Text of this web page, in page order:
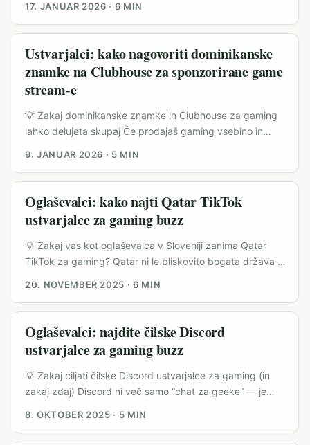
iščejo pristope v tujini. VMPL in trdi primeri iz Indije
kažejo, da se blagovne znamke premikajo od klasičnega
oglaševanja k zaupanju preko ustvarjalcev vsebin (VMPL,
New Delhi). To pomeni, da imajo založniki iger priložnost
ponuditi vrednost v obliki ekskluzivne kreative, gamified
kampanj in merljivih rezultatov. ...
17. JANUAR 2026 · 6 MIN
Ustvarjalci: kako nagovoriti dominikanske
znamke na Clubhouse za sponzorirane game
stream-e
💡 Zakaj dominikanske znamke in Clubhouse za gaming
lahko delujeta skupaj Če prodajaš gaming vsebino in
tudi lokalne digitalne platforme (v DR je na voljo Max kot
priljubljena storitev za video vsebine). Audio-first dogodki
na Clubhouseu lahko znamkam ponudijo intimno, live
interakcijo z oboževalci — idealno za promocijo iger,
turnirjev ali lokalnih aktivacij. ...
9. JANUAR 2026 · 5 MIN
Oglaševalci: kako najti Qatar TikTok
ustvarjalce za gaming buzz
💡 Zakaj vas kot oglaševalca v Sloveniji zanima Qatar
TikTok za gaming? Qatar ni le bliskovito bogata država —
kulturnih pobud. Ko gre za kampanje v gaming
skupnostih, Qatar prinaša dve zanki vredni vaše
pozornosti: majhno, a zelo angažirano lokalno publiko, in
hitro rastočo sceno digitalnih kreativcev, ki iščejo
priložnosti za sodelovanja ter izpostavljenost (navdih iz
lokalnih kulturnih iniciativ). ...
20. NOVEMBER 2025 ·6 MIN
Oglaševalci: najdite čilske Discord
ustvarjalce za gaming buzz
💡 Zakaj ciljati čilske Discord ustvarjalce za gaming (in
zakaj zdaj) Discord ni več samo “chat za geeke” — je
Social (2024) kažejo, da je Discord popoln za 16–25
8. OKTOBER 2025 · 5 MIN